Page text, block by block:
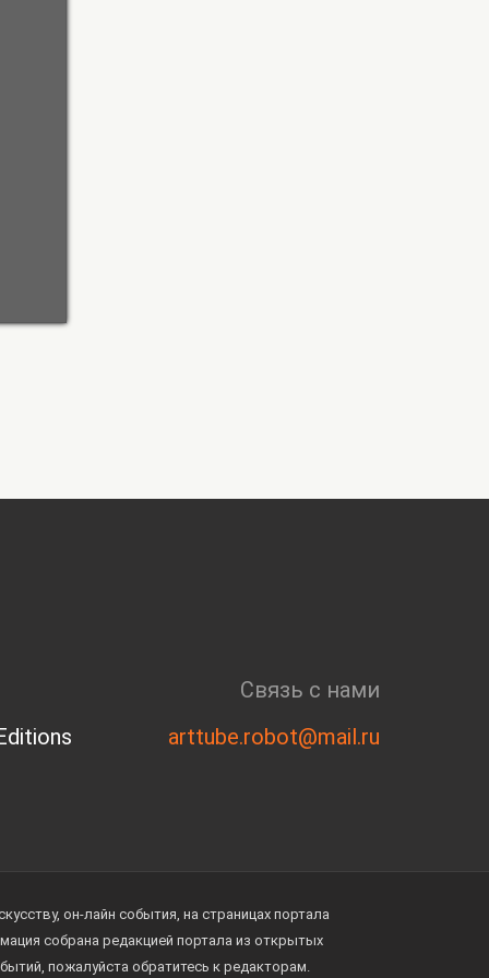
Связь с нами
arttube.robot@mail.ru
он-лайн события, на страницах портала
собрана редакцией портала из открытых
пожалуйста обратитесь к редакторам.